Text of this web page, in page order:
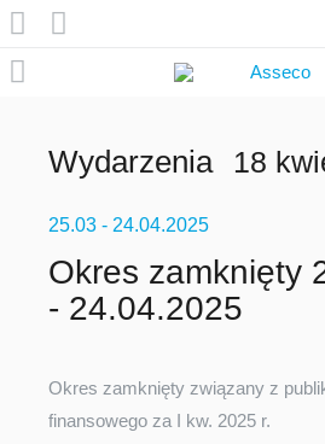
Asseco Spain
Asseco Central Europe
Wydarzenia 18
25.03 - 24.04.2025
Okres zamknięty
- 24.04.2025
Okres zamknięty związany z
finansowego za I kw. 2025 r.